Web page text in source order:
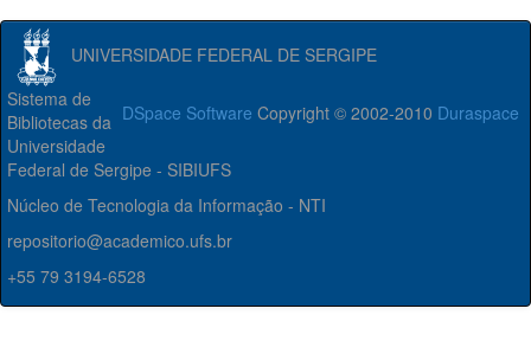
UNIVERSIDADE FEDERAL DE SERGIPE
DSpace Software Copyright © 2002-2010 Duraspace
Sistema de
Bibliotecas da
Universidade
Federal de Sergipe - SIBIUFS
Núcleo de Tecnologia da Informação - NTI
repositorio@academico.ufs.br
+55 79 3194-6528